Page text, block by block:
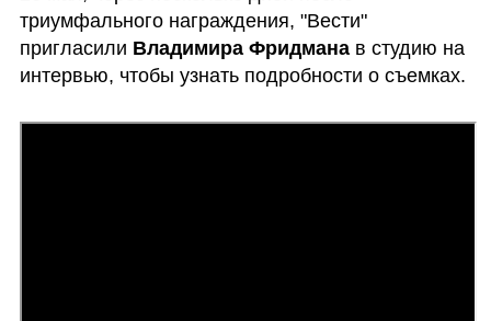
триумфального награждения, "Вести"
пригласили Владимира Фридмана в студию на
интервью, чтобы узнать подробности о съемках.